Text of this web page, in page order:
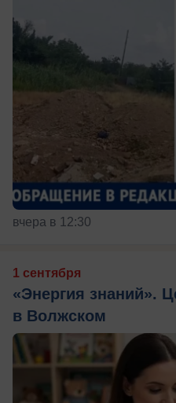
вчера в 12:30
1 сентября
«Энергия знаний».
в Волжском